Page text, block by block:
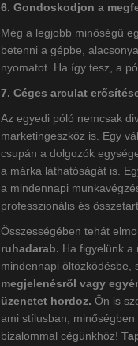
6. Gondoskodjon a
Még a legjobb minőségű
betenni a gépbe,
nyomatot. Ha így tesz, a
7. Céges arculat
Az egyedi póló nemcsak
marketingeszköz is. Egy
csupán a dolgozók
a márka láthatóságát is.
a mindennapi
professzionális és
Összességében tehát
ruhadarab. Ha figyelünk a
mindennapi öltözködésbe,
megjelenésről vagy
üzenetet hordoz. Ön is
ami stílusban,
bizalommal cégünkhöz!